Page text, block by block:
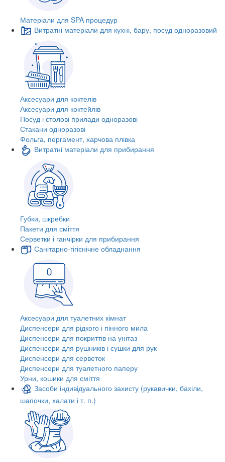
Матеріали для SPA процедур
Витратні матеріали для кухні, бару, посуд одноразовий
Аксесуари для коктелів
Аксесуари для коктейлів
Посуд і столові прилади одноразові
Стакани одноразові
Фольга, пергамент, харчова плівка
Витратні матеріали для прибирання
Губки, шкребки
Пакети для сміття
Серветки і ганчірки для прибирання
Санітарно-гігієнічне обладнання
Аксесуари для туалетних кімнат
Диспенсери для рідкого і пінного мила
Диспенсери для покриттів на унітаз
Диспенсери для рушників і сушки для рук
Диспенсери для серветок
Диспенсери для туалетного паперу
Урни, кошики для сміття
Засоби індивідуального захисту (рукавички, бахіли,
шапочки, халати і т. п.)